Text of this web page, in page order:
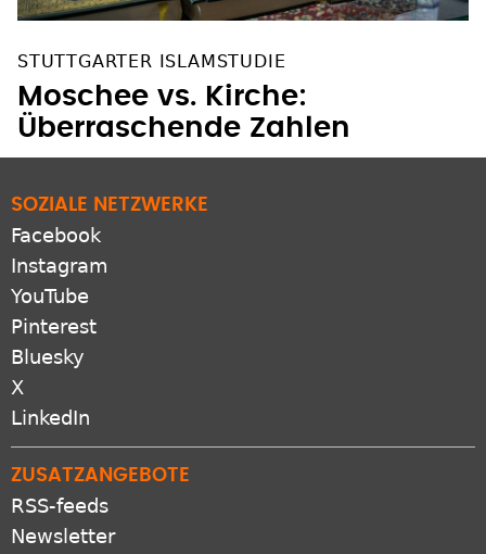
STUTTGARTER ISLAMSTUDIE
Moschee vs. Kirche:
Überraschende Zahlen
SOZIALE NETZWERKE
Facebook
Instagram
YouTube
Pinterest
Bluesky
X
LinkedIn
ZUSATZANGEBOTE
RSS-feeds
Newsletter